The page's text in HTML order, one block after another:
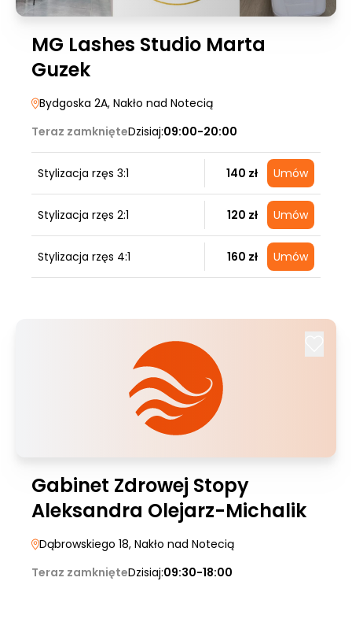
MG Lashes Studio Marta
Guzek
Bydgoska 2A, Nakło nad Notecią
Teraz zamknięteDzisiaj:09:00-20:00
Stylizacja rzęs 3:1 140 zł Umów
Stylizacja rzęs 2:1 120 zł Umów
Stylizacja rzęs 4:1 160 zł Umów
Gabinet Zdrowej Stopy
Aleksandra Olejarz-Michalik
Dąbrowskiego 18, Nakło nad Notecią
Teraz zamknięteDzisiaj:09:30-18:00